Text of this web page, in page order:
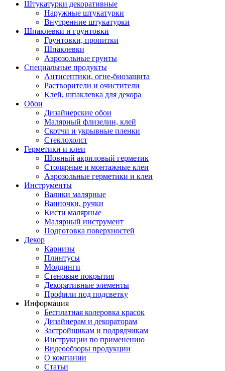
Штукатурки декоративные
Наружные штукатурки
Внутренние штукатурки
Шпаклевки и грунтовки
Грунтовки, пропитки
Шпаклевки
Аэрозольные грунты
Специальные продукты
Антисептики, огне-биозащита
Растворители и очистители
Клей, шпаклевка для декора
Обои
Дизайнерские обои
Малярный флизелин, клей
Скотчи и укрывные пленки
Стеклохолст
Герметики и клеи
Шовный акриловый герметик
Столярные и монтажные клеи
Аэрозольные герметики и клеи
Инструменты
Валики малярные
Ванночки, ручки
Кисти малярные
Малярный инструмент
Подготовка поверхностей
Декор
Карнизы
Плинтусы
Молдинги
Стеновые покрытия
Декоративные элементы
Профили под подсветку
Информация
Бесплатная колеровка красок
Дизайнерам и декораторам
Застройщикам и подрядчикам
Инструкции по применению
Видеообзоры продукции
О компании
Статьи